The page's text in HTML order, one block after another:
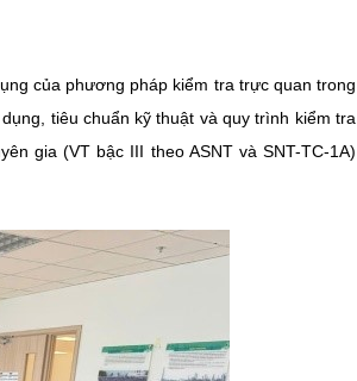
của phương pháp kiểm tra trực quan trong
tiêu chuẩn kỹ thuật và quy trình kiểm tra
gia (VT bậc III theo ASNT và SNT-TC-1A)